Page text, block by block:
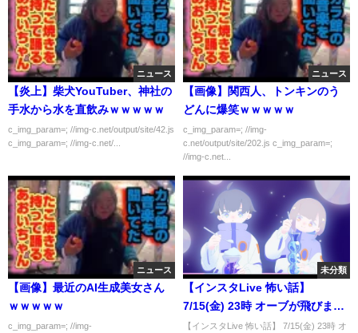
ニュース
【炎上】柴犬YouTuber、神社の
手水から水を直飲みｗｗｗｗｗ
c_img_param=; //img-c.net/output/site/42.js
c_img_param=; //img-c.net/...
ニュース
【画像】関西人、トンキンのう
どんに爆笑ｗｗｗｗｗ
c_img_param=; //img-
c.net/output/site/202.js c_img_param=;
//img-c.net...
ニュース
【画像】最近のAI生成美女さん
ｗｗｗｗｗ
c_img_param=; //img-
未分類
【インスタLive 怖い話】
7/15(金) 23時 オーブが飛びまく
り 驚愕の霊媒師 ガーシーch【東
【インスタLive 怖い話】 7/15(金) 23時 オ